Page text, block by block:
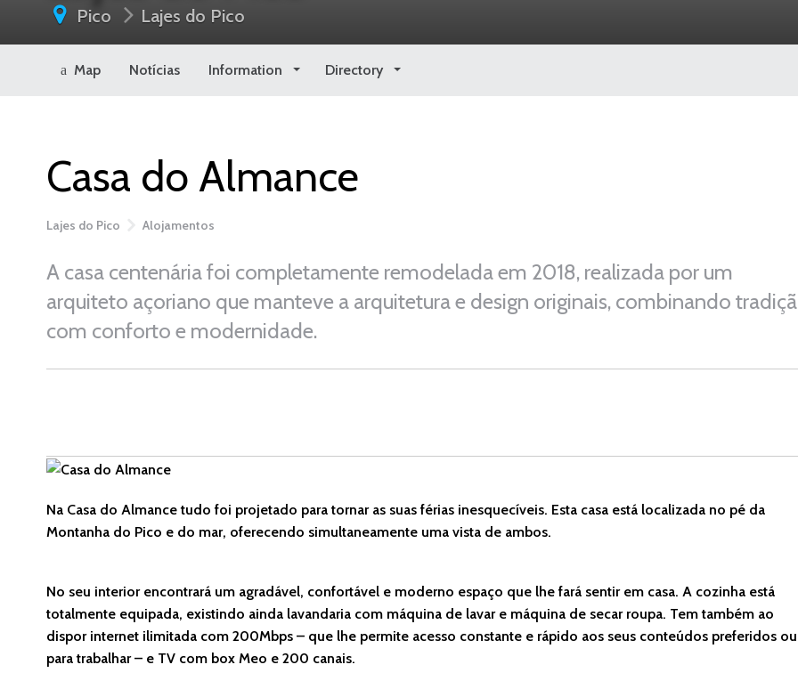
Pico Lajes do Pico
Map Notícias Information Directory
Casa do Almance
Lajes do Pico Alojamentos
A casa centenária foi completamente remodelada em 2018, realizada por um
arquiteto açoriano que manteve a arquitetura e design originais, combinando
com conforto e modernidade.
Na Casa do Almance tudo foi projetado para tornar as suas férias inesquecíveis. Esta casa está localizada no pé da
Montanha do Pico e do mar, oferecendo simultaneamente uma vista de ambos.
No seu interior encontrará um agradável, confortável e moderno espaço que lhe fará sentir em casa. A cozinha está
totalmente equipada, existindo ainda lavandaria com máquina de lavar e máquina de secar roupa. Tem também ao
dispor internet ilimitada com 200Mbps – que lhe permite acesso constante e rápido aos seus conteúdos preferidos ou
para trabalhar – e TV com box Meo e 200 canais.